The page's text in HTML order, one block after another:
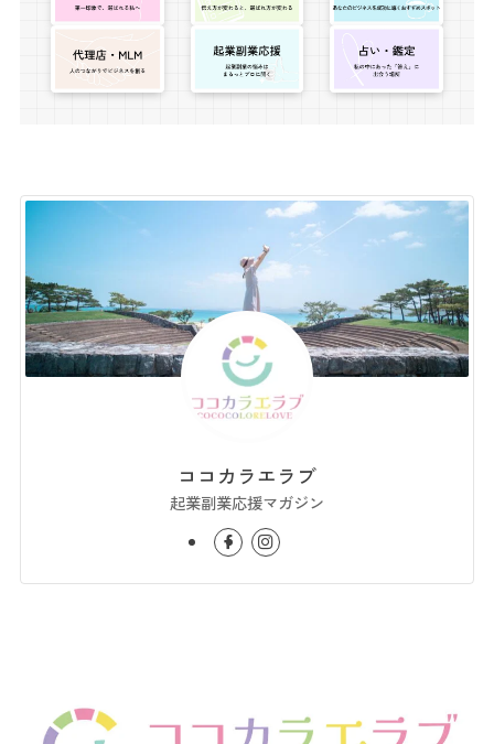
ココカラエラブ
起業副業応援マガジン